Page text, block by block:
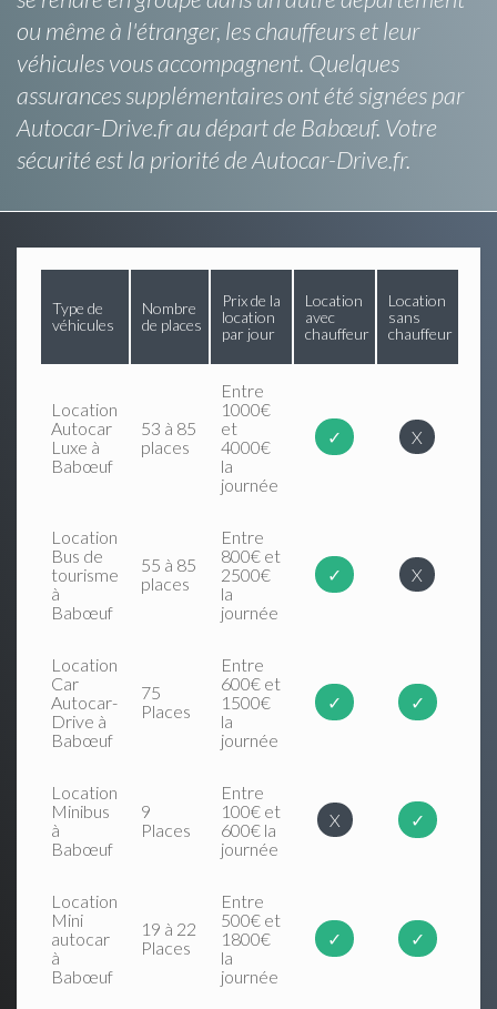
ou même à l'étranger, les chauffeurs et leur
véhicules vous accompagnent. Quelques
assurances supplémentaires ont été signées par
Autocar-Drive.fr au départ de Babœuf. Votre
sécurité est la priorité de Autocar-Drive.fr.
Type de
véhicules
Nombre
de places
Prix de la
location
par jour
Location
avec
chauffeur
Location
sans
chauffeur
Location
Autocar
Luxe à
Babœuf
53 à 85
places
Entre
1000€
et
4000€
la
journée
✓ X
Location
Bus de
tourisme
à
Babœuf
55 à 85
places
Entre
800€ et
2500€
la
journée
✓ X
Location
Car
Autocar-
Drive à
Babœuf
75
Places
Entre
600€ et
1500€
la
journée
✓ ✓
Location
Minibus
à
Babœuf
9
Places
Entre
100€ et
600€ la
journée
X ✓
Location
Mini
autocar
à
Babœuf
19 à 22
Places
Entre
500€ et
1800€
la
journée
✓ ✓